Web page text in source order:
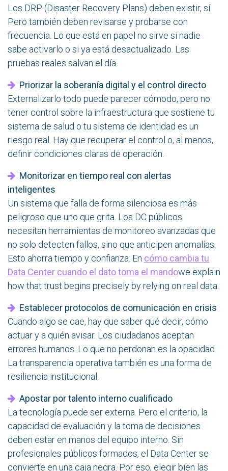
Los DRP (Disaster Recovery Plans) deben existir, sí.
Pero también deben revisarse y probarse con
frecuencia. Lo que está en papel no sirve si nadie
sabe activarlo o si ya está desactualizado. Las
pruebas reales salvan el día.
Priorizar la soberanía digital y el control directo
Externalizarlo todo puede parecer cómodo, pero no
tener control sobre la infraestructura que sostiene tu
sistema de salud o tu sistema de identidad es un
riesgo real. Hay que recuperar el control o, al menos,
definir condiciones claras de operación.
Monitorizar en tiempo real con alertas
inteligentes
Un sistema que falla de forma silenciosa es más
peligroso que uno que grita. Los DC públicos
necesitan herramientas de monitoreo avanzadas que
no solo detecten fallos, sino que anticipen anomalías.
Esto ahorra tiempo y confianza. En cómo cambia tu
Data Center cuando el dato toma el mandowe explain
how that trust begins precisely by relying on real data.
Establecer protocolos de comunicación en crisis
Cuando algo se cae, hay que saber qué decir, cómo
actuar y a quién avisar. Los ciudadanos aceptan
errores humanos. Lo que no perdonan es la opacidad.
La transparencia operativa también es una forma de
resiliencia institucional.
Apostar por talento interno cualificado
La tecnología puede ser externa. Pero el criterio, la
capacidad de evaluación y la toma de decisiones
deben estar en manos del equipo interno. Sin
profesionales públicos formados, el Data Center se
convierte en una caja negra. Por eso, elegir bien las